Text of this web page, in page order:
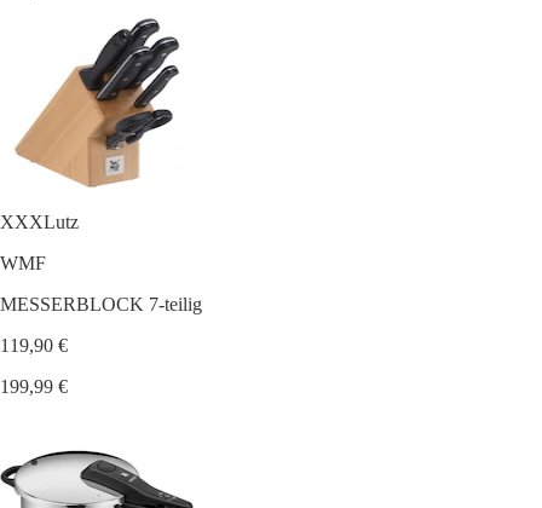
XXXLutz
WMF
MESSERBLOCK 7-teilig
119,90 €
199,99 €